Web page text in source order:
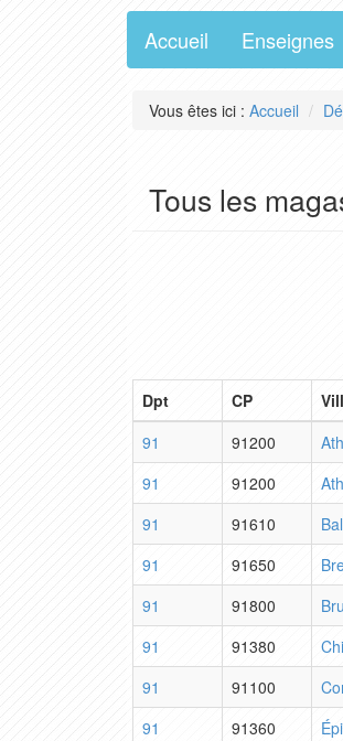
Accueil Enseignes
Vous êtes ici : Accueil
Tous les
Dpt CP
91
91200
91
91200
91
91610
91
91650
91
91800
91
91380
91
91100
91
91360